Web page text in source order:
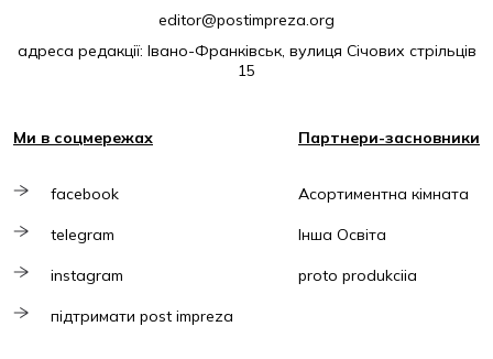
editor@postimpreza.org
адреса редакції: Івано-Франківськ, вулиця Січових стрільців
15
Ми в соцмережах
facebook
telegram
instagram
підтримати post impreza
Партнери-засновники
Асортиментна кімната
Інша Освіта
proto produkciia